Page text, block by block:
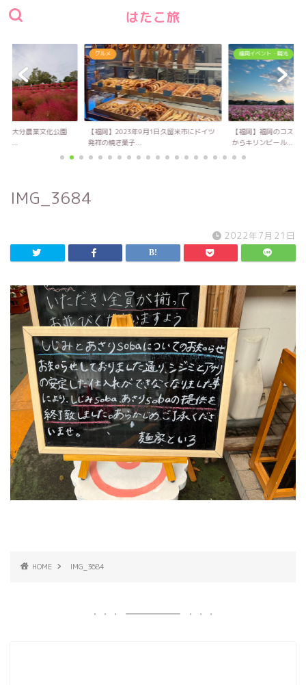
はたこ旅
！大分農業文化公園
キ...
グルメ
【福岡】2023年9月1日久留米市にドイツ
発祥の焼き菓子...
福岡イベント・観光
【福岡】福岡のコスモ
からキリンビール...
IMG_3684
2022年7月21日
HOME IMG_3684